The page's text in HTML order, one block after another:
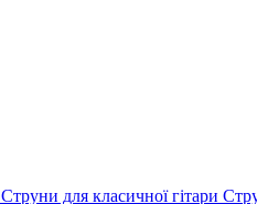
Струни для класичної гітари